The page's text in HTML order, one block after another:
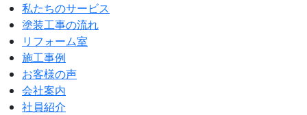
私たちのサービス
塗装工事の流れ
リフォーム室
施工事例
お客様の声
会社案内
社員紹介